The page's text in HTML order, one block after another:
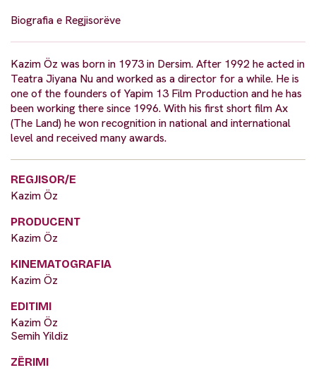
Biografia e Regjisorëve
Kazim Öz was born in 1973 in Dersim. After 1992 he acted in
Teatra Jiyana Nu and worked as a director for a while. He is
one of the founders of Yapim 13 Film Production and he has
been working there since 1996. With his first short film Ax
(The Land) he won recognition in national and international
level and received many awards.
REGJISOR/E
Kazim Öz
PRODUCENT
Kazim Öz
KINEMATOGRAFIA
Kazim Öz
EDITIMI
Kazim Öz
Semih Yildiz
ZËRIMI